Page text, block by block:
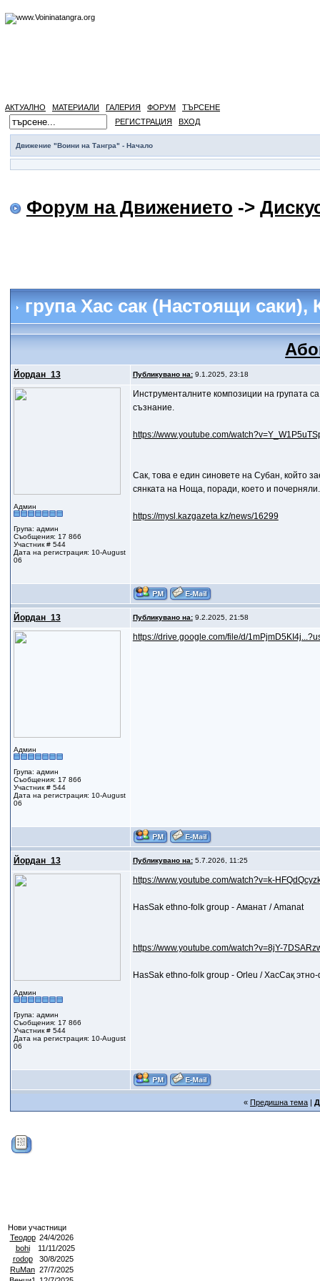
АКТУАЛНО МАТЕРИАЛИ ГАЛЕРИЯ ФОРУМ
ТЪРСЕНЕ
РЕГИСТРАЦИЯ
ВХОД
Движение "Воини на Тангра" - Начало
Форум на Движението ->
група Хас сак (Настоящи саки),
Йордан_13 Публикувано на:9.1.2025, 23:18
Админ
Група: админ
Съобщения: 17 866
Участник # 544
Дата на регистрация: 10-August
06
Инструменталните композиции на групата
съзнание.
https://www.youtube.com/
Сак, това е един синовете на Субан, който
сянката на Ноща, поради, което и почерняли.
https://mysl.kazgazeta.kz/news/16299
Йордан_13 Публикувано на:9.2.2025, 21:58
Админ
Група: админ
Съобщения: 17 866
Участник # 544
Дата на регистрация: 10-August
06
https://drive.google.com/file/d/
Йордан_13 Публикувано на:5.7.2026, 11:25
Админ
Група: админ
Съобщения: 17 866
Участник # 544
Дата на регистрация: 10-August
06
https://www.youtube.com/watch?v=k-
HasSak ethno-folk group - Аманат / Amanat
https://www.youtube.com/watch?v=8jY-
HasSak ethno-folk group - Orleu / ХасСақ
« Предишна тема|
Нови участници
Теодор 24/4/2026
bohi
11/11/2025
rodop
30/8/2025
RuMan 27/7/2025